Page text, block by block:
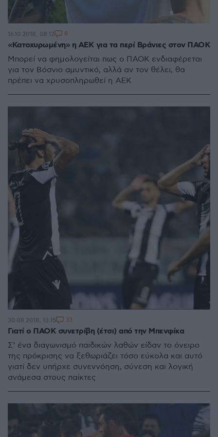
«Κατοχυρωμένη» η ΑΕΚ για τα περί Βράνιες στον ΠΑΟΚ
Μπορεί να φημολογείται πως ο ΠΑΟΚ ενδιαφέρεται
για τον Βόσνιο αμυντικό, αλλά αν τον θέλει, θα
πρέπει να χρυσοπληρωθεί η ΑΕΚ
16.10.2018, 08:12 8
Γιατί ο ΠΑΟΚ συνετρίβη (έτσι) από την Μπενφίκα
Σ’ ένα διαγωνισμό παιδικών λαθών είδαν το όνειρο
της πρόκρισης να ξεθωριάζει τόσο εύκολα και αυτό
γιατί δεν υπήρχε συνεννόηση, σύνεση και λογική
ανάμεσα στους παίκτες
30.08.2018, 13:15 33